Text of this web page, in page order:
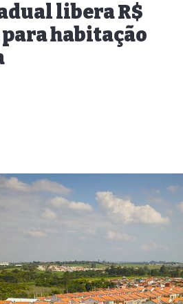
libera R$
para habitação